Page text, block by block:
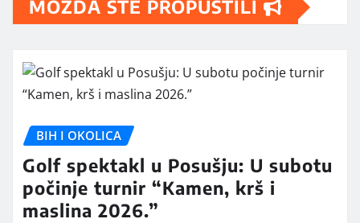
MOŽDA STE PROPUSTILI
BIH I OKOLICA
Golf spektakl u Posušju: U subotu
počinje turnir “Kamen, krš i
maslina 2026.”